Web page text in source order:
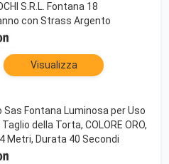
S.R.L. Fontana 18
con Strass Argento
Visualizza
Sas Fontana Luminosa per Uso
della Torta, COLORE ORO,
Metri, Durata 40 Secondi